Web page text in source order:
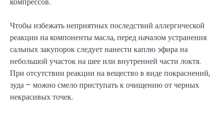
Чтобы избежать неприятных последствий аллергической
реакции на компоненты масла, перед началом устранения
сальных закупорок следует нанести каплю эфира на
небольшой участок на шее или внутренней части локтя.
При отсутствии реакции на вещество в виде покраснений,
зуда – можно смело приступать к очищению от черных
некрасивых точек.